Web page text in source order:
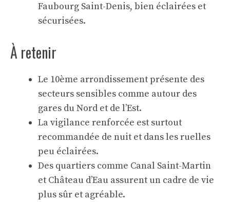
Faubourg Saint-Denis, bien éclairées et
sécurisées.
À retenir
Le 10ème arrondissement présente des
secteurs sensibles comme autour des
gares du Nord et de l’Est.
La vigilance renforcée est surtout
recommandée de nuit et dans les ruelles
peu éclairées.
Des quartiers comme Canal Saint-Martin
et Château d’Eau assurent un cadre de vie
plus sûr et agréable.